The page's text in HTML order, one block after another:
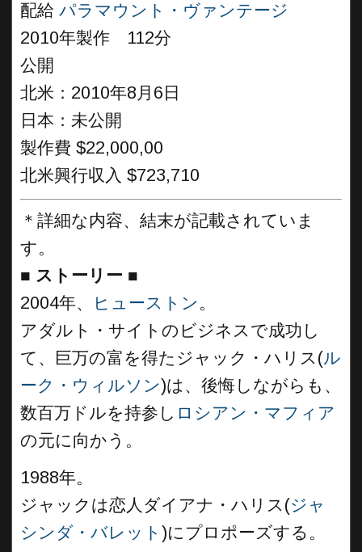
配給 パラマウント・ヴァンテージ
2010年製作 112分
公開
北米：2010年8月6日
日本：未公開
製作費 $22,000,00
北米興行収入 $723,710
＊詳細な内容、結末が記載されていま
す。
■ ストーリー ■
2004年、
ヒューストン 。
アダルト・サイトのビジネスで成功し
て、巨万の富を得たジャック・ハリス(ル
ーク・ウィルソン)は、後悔しながらも、
数百万ドルを持参し ロシアン・マフィア
の元に向かう。
1988年。
ジャックは恋人ダイアナ・ハリス(ジャ
シンダ・バレット )にプロポーズする。